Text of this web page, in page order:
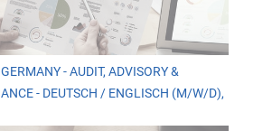
- AUDIT, ADVISORY &
- DEUTSCH / ENGLISCH (M/W/D),